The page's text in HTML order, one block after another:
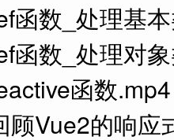
函数_处理基
函数_处理对
函数.mp4
顾Vue2的响应